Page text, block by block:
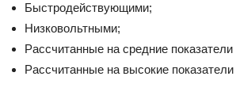
Быстродействующими;
Низковольтными;
Рассчитанные на средние
Рассчитанные на высокие